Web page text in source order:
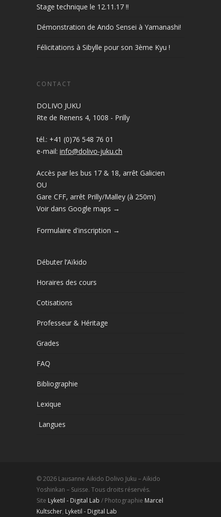
Stage technique le 12.11.17 !!
Démonstration de Ando Sensei à Yamanashi!
Félicitations à Sibylle pour son 3ème Kyu !
CONTACT
DOLIVO JUKU
Rte de Renens 4, 1008 - Prilly
tél.: +41 (0)76 548 76 01
e-mail: info@dolivo-juku.ch
Accès par les bus 17 & 18, arrêt Galicien
OU
Gare CFF, arrêt Prilly/Malley (à 250m)
Voir dans Google maps →
Formulaire d'inscription →
Débuter l’Aïkido
Horaires des cours
Cotisations
Professeur & Héritage
Grades
FAQ
Bibliographie
Lexique
Langues
© 2026 Lausanne Aikido Dolivo Juku – Aïkido
Yoshinkan – Suisse. Tous droits réservés.
Site Lyketil - Digital Lab / Photographie Marcel
Kultscher, Lyketil - Digital Lab